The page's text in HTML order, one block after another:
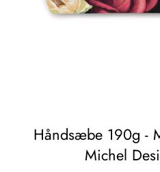
Håndsæbe 190g -
Michel